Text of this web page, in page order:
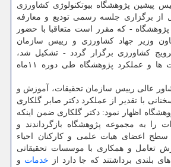
پیشین پژوهشگاه بیوتکنولوژی کشاورزی
برگزاری جلسه رسمی تودیع و معارفه
- که مقرر است متعاقبا با حضور
وزیر جهاد کشاورزی و رییس سازمان
کشاورزی برگزار گردد - تشکیل شد،
گزارشی درباب فعالیت ها و عملکرد پژوهشگاه طی دوره ۱۱ماه
عالی رییس سازمان تحقیقات، آموزش و
با تقدیر از عملکرد دکتر صابر گلکاری
اظهار نمود: دکتر گلکاری ضمن اینکه
را به مجموعه پژوهشگاه بازگرداندند و
اعضای هیات علمی و کارکنان احیاء
تعامل و همکاری با موسسات تحقیقاتی
بلندی برداشتند که جا دارد از خدمات و